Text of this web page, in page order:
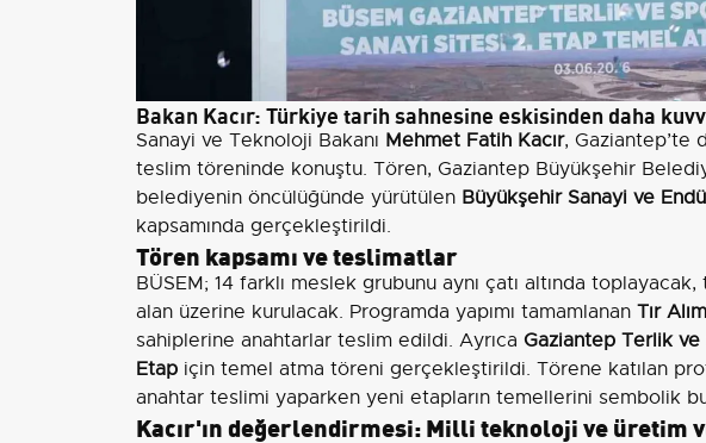
Bakan Kacır: Türkiye tarih sahnesine eskisinden daha
Sanayi ve Teknoloji Bakanı Mehmet Fatih Kacır, Gaziantep’te
teslim töreninde konuştu. Tören, Gaziantep Büyükşehir
belediyenin öncülüğünde yürütülen Büyükşehir Sanayi ve
kapsamında gerçekleştirildi.
Tören kapsamı ve teslimatlar
BÜSEM; 14 farklı meslek grubunu aynı çatı altında
alan üzerine kurulacak. Programda yapımı tamamlanan Tır
sahiplerine anahtarlar teslim edildi. Ayrıca Gaziantep Terlik ve
Etap için temel atma töreni gerçekleştirildi. Törene katılan
anahtar teslimi yaparken yeni etapların temellerini sembolik
Kacır'ın değerlendirmesi: Milli teknoloji ve üretim